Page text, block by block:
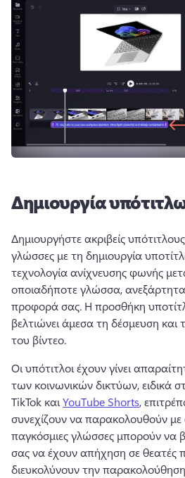
Δημιουργία
Δημιουργήστε ακριβείς
γλώσσες με τη δημιουργία
τεχνολογία ανίχνευσης φωνής
οποιαδήποτε γλώσσα,
προφορά σας. Η προσθήκη
βελτιώνει άμεσα τη δέσμευση
του βίντεο.
Οι υπότιτλοι έχουν γίνει
των κοινωνικών δικτύων, ειδικά
TikTok και YouTube Shorts,
συνεχίζουν να παρακολουθούν με
παγκόσμιες γλώσσες μπορούν να
σας να έχουν απήχηση σε θεατές
διευκολύνουν την